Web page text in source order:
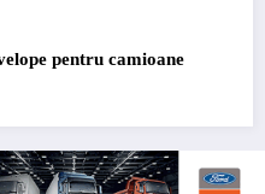
Lars Ljungström a fost numit